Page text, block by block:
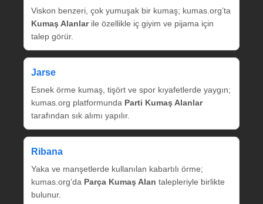
Viskon benzeri, çok yumuşak bir kumaş; kumas.org’ta
Kumaş Alanlarile özellikle iç giyim ve pijama için
talep görür.
Jarse
Esnek örme kumaş, tişört ve spor kıyafetlerde yaygın;
kumas.org platformunda Parti Kumaş Alanlar
tarafından sık alımı yapılır.
Ribana
Yaka ve manşetlerde kullanılan kabartılı örme;
kumas.org’da Parça Kumaş Alan talepleriyle birlikte
bulunur.